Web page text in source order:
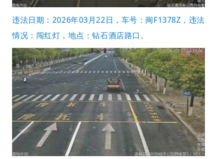
违法日期：2026年03月22日，车号：闽F1378Z，违法
情况：闯红灯，地点：钻石酒店路口。